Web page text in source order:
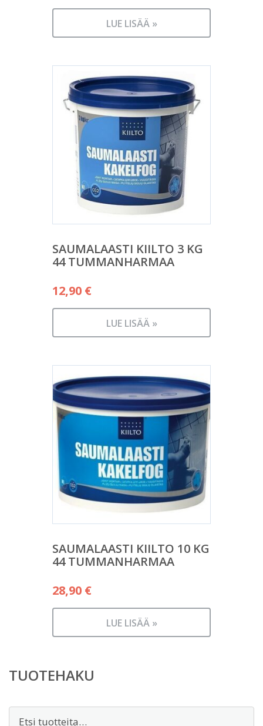
LUE LISÄÄ »
SAUMALAASTI KIILTO 3 KG
44 TUMMANHARMAA
12,90 €
LUE LISÄÄ »
SAUMALAASTI KIILTO 10 KG
44 TUMMANHARMAA
28,90 €
LUE LISÄÄ »
TUOTEHAKU